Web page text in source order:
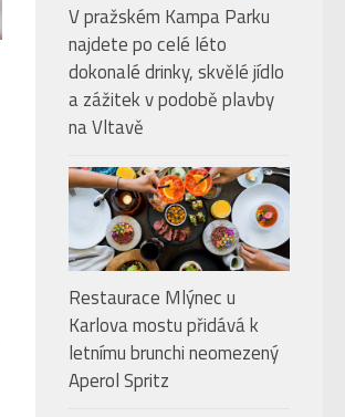
V pražském Kampa Parku
najdete po celé léto
dokonalé drinky, skvělé jídlo
a zážitek v podobě plavby
na Vltavě
Restaurace Mlýnec u
Karlova mostu přidává k
letnímu brunchi neomezený
Aperol Spritz